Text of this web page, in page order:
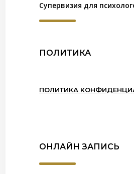
Супервизия для
ПОЛИТИКА
ПОЛИТИКА
ОНЛАЙН ЗАПИСЬ